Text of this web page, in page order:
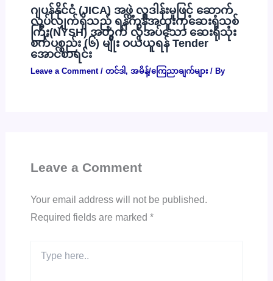
ဂျပန်နိုင်ငံ (JICA) အဖွဲ့ လှူဒါန်းမှုဖြင့် ဆောက်
လုပ်လျှက်ရှိသည့် ရန်ကုန်အထူးကုဆေးရုံသစ်
ကြီး(NYSH) အတွက် လိုအပ်သော ဆေးရုံသုံး
စက်ပစ္စည်း (၆) မျိုး ဝယ်ယူရန် Tender
အောင်စာရင်း
Leave a Comment / တင်ဒါ , အမိန့်/ကြေညာချက်များ/ By
Leave a Comment
Your email address will not be published.
Required fields are marked *
here..